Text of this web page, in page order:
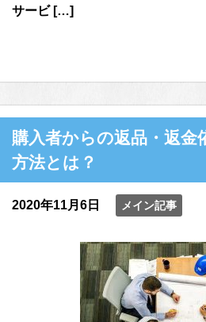
サービ […]
購入者からの返品・返金
方法とは？
2020年11月6日 メイン記事